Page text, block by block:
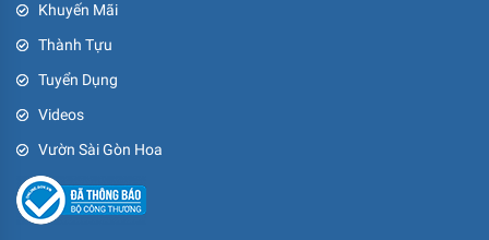
Khuyến Mãi
Thành Tựu
Tuyển Dụng
Videos
Vườn Sài Gòn Hoa